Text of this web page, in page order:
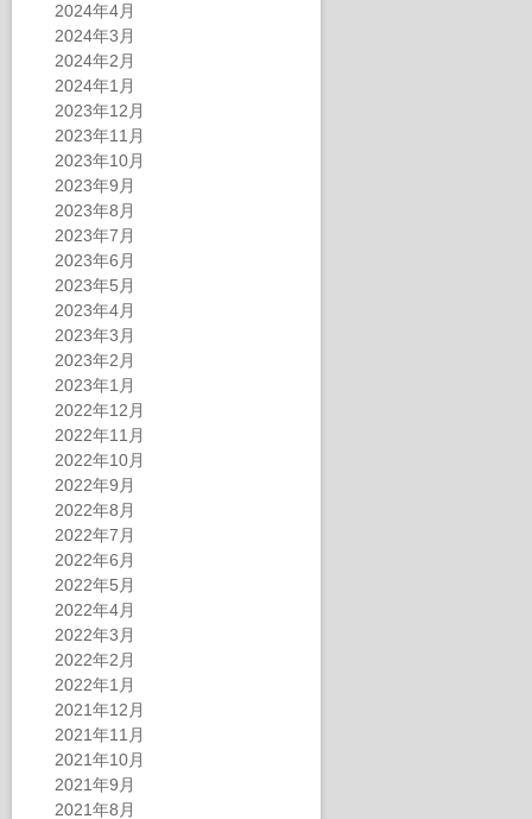
2024年4月
2024年3月
2024年2月
2024年1月
2023年12月
2023年11月
2023年10月
2023年9月
2023年8月
2023年7月
2023年6月
2023年5月
2023年4月
2023年3月
2023年2月
2023年1月
2022年12月
2022年11月
2022年10月
2022年9月
2022年8月
2022年7月
2022年6月
2022年5月
2022年4月
2022年3月
2022年2月
2022年1月
2021年12月
2021年11月
2021年10月
2021年9月
2021年8月